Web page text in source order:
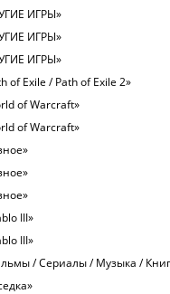
ИГРЫ»
ИГРЫ»
ИГРЫ»
of Exile / Path of Exile 2»
of Warcraft»
of Warcraft»
III»
III»
/ Сериалы / Музыка /